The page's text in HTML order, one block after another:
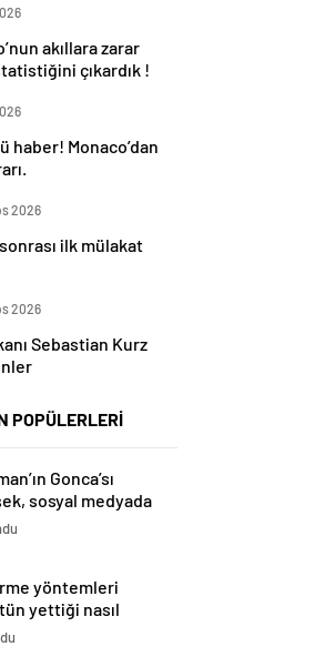
akıllara zarar
çıkardık !
haber! Monaco’dan
2026
ilk mülakat
2026
Sebastian Kurz
POPÜLERLERİ
Gonca’sı
sosyal medyada
ve mobbinge karşı
yöntemleri
yettiği nasıl